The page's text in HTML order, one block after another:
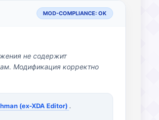
MOD-COMPLIANCE: OK
не содержит
Модификация корректно
(ex-XDA Editor) .